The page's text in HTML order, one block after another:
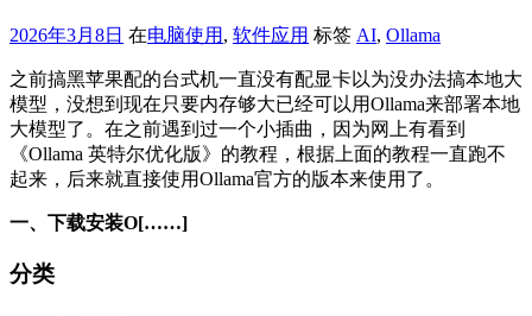
2026年3月8日 在电脑使用 , 软件应用 标签 AI, Ollama
之前搞黑苹果配的台式机一直没有配显卡以为没办法搞本地大
模型，没想到现在只要内存够大已经可以用Ollama来部署本地
大模型了。在之前遇到过一个小插曲，因为网上有看到
《Ollama 英特尔优化版》的教程，根据上面的教程一直跑不
起来，后来就直接使用Ollama官方的版本来使用了。
一、下载安装O[……]
分类